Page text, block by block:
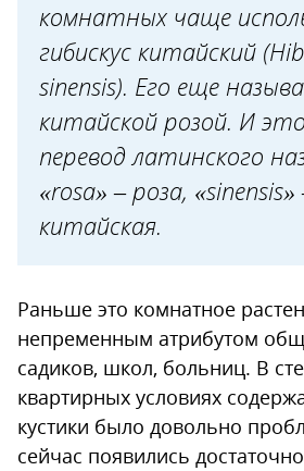
Обрезка
Размножение
Пересадка
Вредители и болезни
Возможные
выращивании
комнатных чаще
гибискус китайский
sinensis). Его еще
китайской розой. И
перевод латинского
«rosa» – роза, «sinensis»
китайская.
Раньше это комнатное
непременным атрибутом
садиков, школ, больниц. В
квартирных условиях
кустики было довольно
сейчас появились